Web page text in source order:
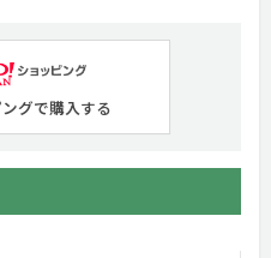
グで購入する